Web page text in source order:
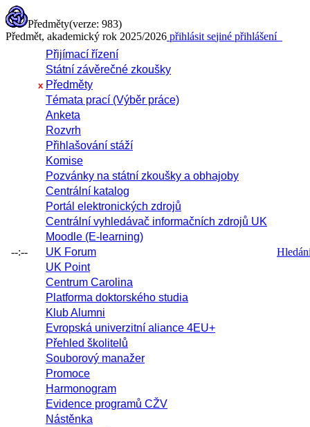
Předměty(verze: 983)
Předmět, akademický rok 2025/2026 přihlásit sejiné přihlášení
--:--
Přijímací řízení
Státní závěrečné zkoušky
x Předměty
Témata prací (Výběr práce)
Anketa
Rozvrh
Přihlašování stáží
Komise
Pozvánky na státní zkoušky a obhajoby
Centrální katalog
Portál elektronických zdrojů
Centrální vyhledávač informačních zdrojů UK
Moodle (E-learning)
UK Forum
UK Point
Centrum Carolina
Platforma doktorského studia
Klub Alumni
Evropská univerzitní aliance 4EU+
Přehled školitelů
Souborový manažer
Promoce
Harmonogram
Evidence programů CŽV
Nástěnka